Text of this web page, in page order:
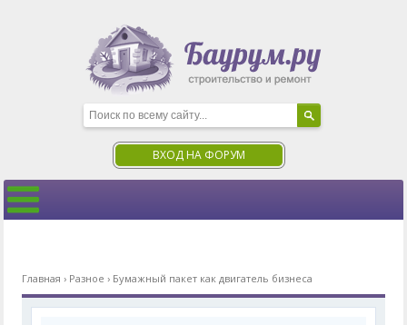
ВХОД НА ФОРУМ
Главная › Разное › Бумажный пакет как двигатель бизнеса